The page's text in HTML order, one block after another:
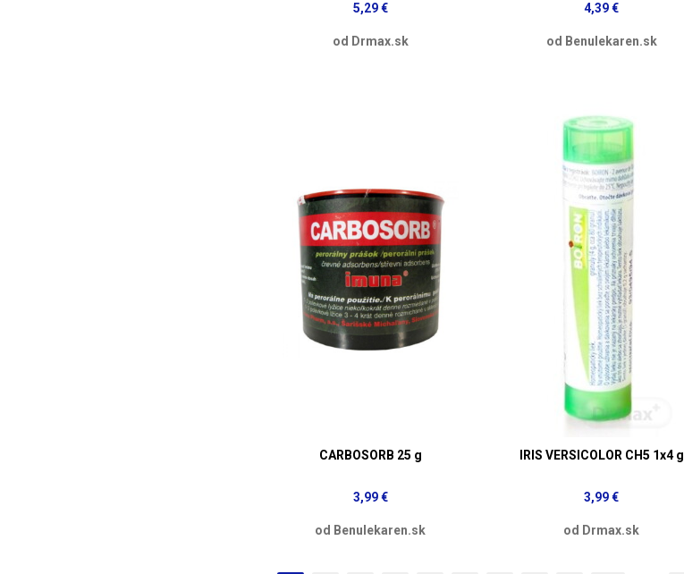
5,29 €
od Drmax.sk
4,39 €
od Benulekaren.sk
CARBOSORB 25 g
3,99 €
od Benulekaren.sk
IRIS VERSICOLOR CH5 1x4 g
3,99 €
od Drmax.sk